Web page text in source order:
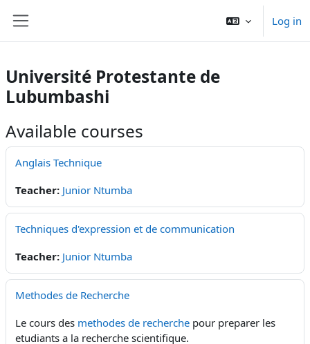
Log in
Université Protestante de
Lubumbashi
Available courses
Anglais Technique
Teacher: Junior Ntumba
Techniques d'expression et de communication
Teacher: Junior Ntumba
Methodes de Recherche
Le cours des methodes de recherche pour preparer les
etudiants a la recherche scientifique.